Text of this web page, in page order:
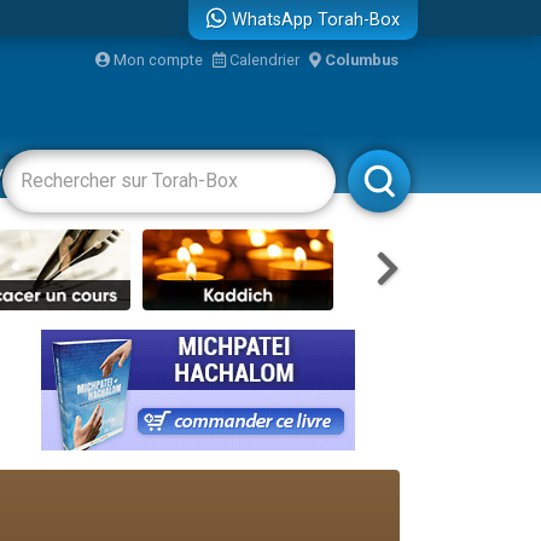
WhatsApp Torah-Box
Mon compte Calendrier Columbus
Livres Rabbanim